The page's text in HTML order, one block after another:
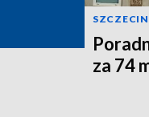
SZCZECIN
za 74